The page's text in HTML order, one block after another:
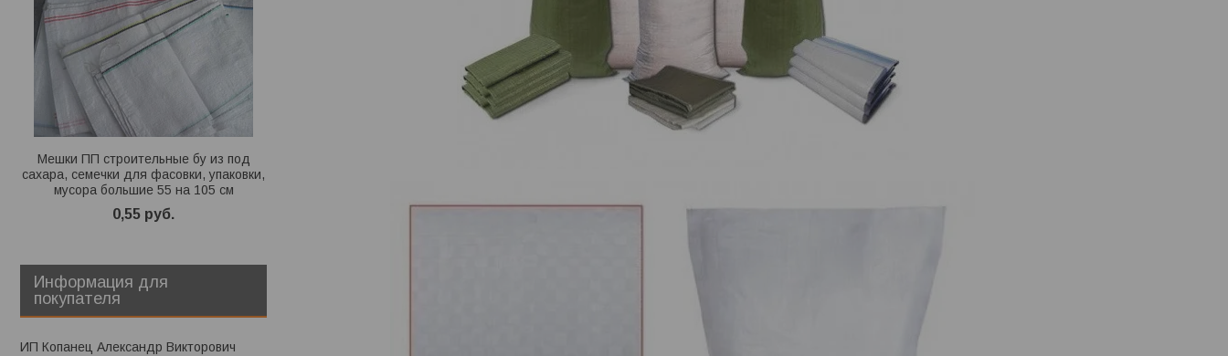
Мешки ПП строительные бу из под
сахара, семечки для фасовки, упаковки,
мусора большие 55 на 105 см
0,55 руб.
большие 55х105 см
/мешок
Информация для
покупателя
ИП Копанец Александр Викторович